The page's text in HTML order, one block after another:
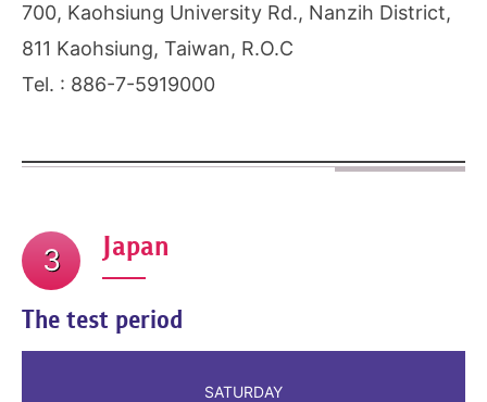
700, Kaohsiung University Rd., Nanzih District,
811 Kaohsiung, Taiwan, R.O.C
Tel. : 886-7-5919000
3 Japan
The test period
SATURDAY